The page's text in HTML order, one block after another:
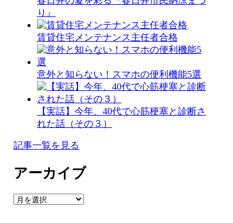
り』
賃貸住宅メンテナンス主任者合格
意外と知らない！スマホの便利機能5選
【実話】今年、40代で心筋梗塞と診断さ
れた話（その３）
記事一覧を見る
アーカイブ
ア